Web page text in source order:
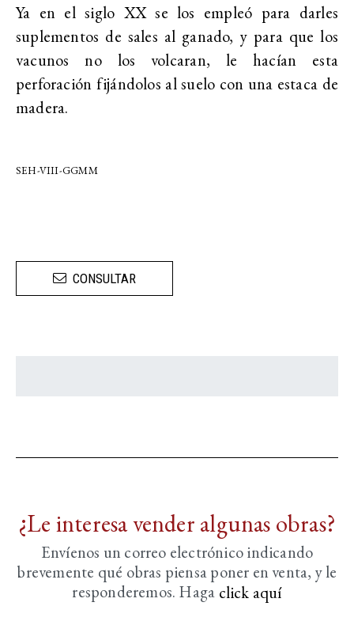
Ya en el siglo XX se los empleó para darles
suplementos de sales al ganado, y para que los
vacunos no los volcaran, le hacían esta
perforación fijándolos al suelo con una estaca de
madera.
SEH-VIII-GGMM
CONSULTAR
¿Le interesa vender algunas obras?
Envíenos un correo electrónico indicando
brevemente qué obras piensa poner en venta, y le
responderemos. Haga click aquí­